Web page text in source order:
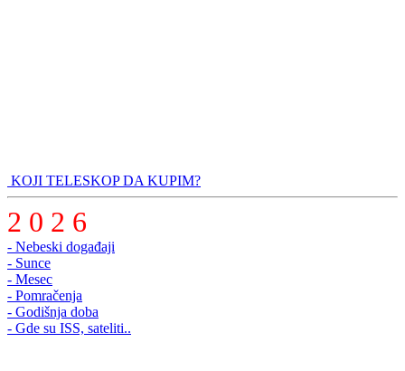
KOJI TELESKOP DA KUPIM?
2 0 2 6
- Nebeski događaji
- Sunce
- Mesec
- Pomračenja
- Godišnja doba
- Gde su ISS, sateliti..